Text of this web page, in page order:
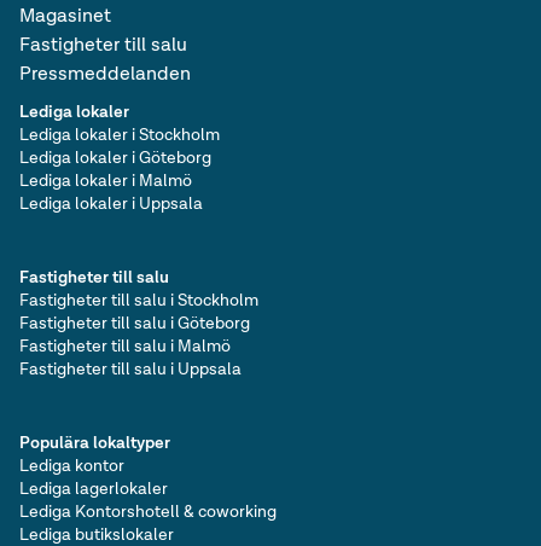
Magasinet
Fastigheter till salu
Pressmeddelanden
Lediga lokaler
Lediga lokaler i Stockholm
Lediga lokaler i Göteborg
Lediga lokaler i Malmö
Lediga lokaler i Uppsala
Populära lokaltyper
Lediga kontor
Lediga lagerlokaler
Lediga Kontorshotell & coworking
Lediga butikslokaler
Fastigheter till salu
Fastigheter till salu i Stockholm
Fastigheter till salu i Göteborg
Fastigheter till salu i Malmö
Fastigheter till salu i Uppsala